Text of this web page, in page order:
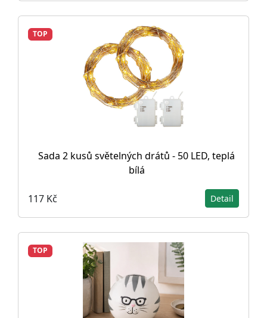
TOP
Sada 2 kusů světelných drátů - 50 LED, teplá
bílá
117 Kč Detail
TOP